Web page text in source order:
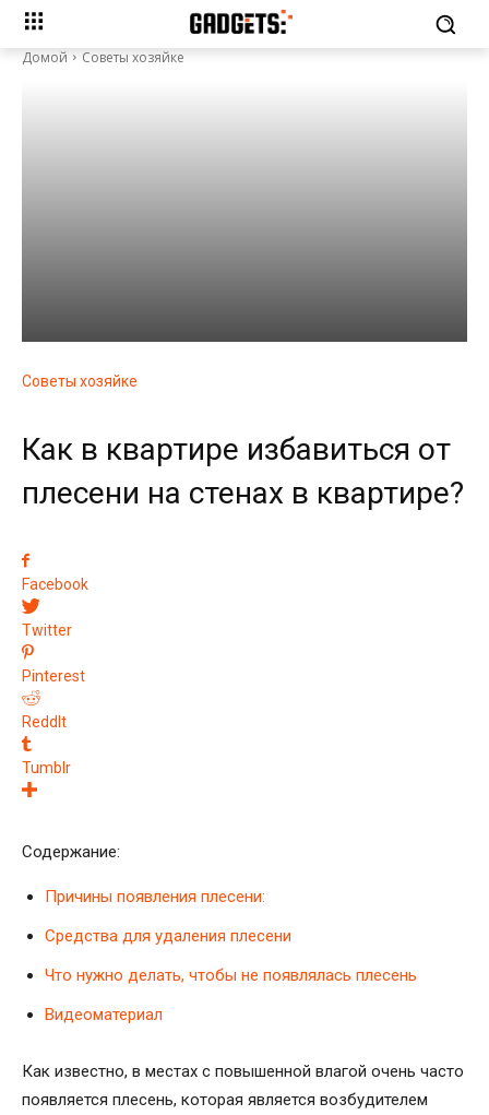
Домой Советы хозяйке
Советы хозяйке
Как в квартире избавиться от
плесени на стенах в квартире?
Facebook
Twitter
Pinterest
ReddIt
Tumblr
Содержание:
Причины появления плесени:
Средства для удаления плесени
Что нужно делать, чтобы не появлялась плесень
Видеоматериал
Как известно, в местах с повышенной влагой очень часто
появляется плесень, которая является возбудителем